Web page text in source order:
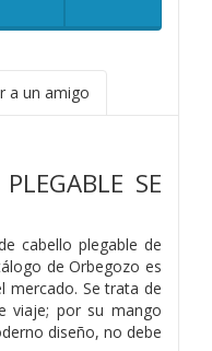
a un amigo
SE
cabello plegable de
de Orbegozo es
mercado. Se trata de
viaje; por su mango
diseño, no debe